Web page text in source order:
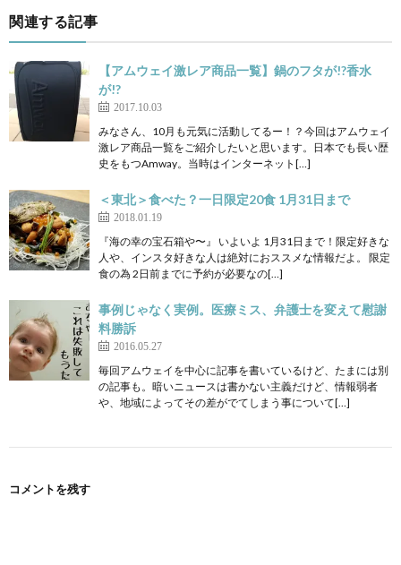
関連する記事
【アムウェイ激レア商品一覧】鍋のフタが!?香水
が!?
2017.10.03
みなさん、10月も元気に活動してるー！？今回はアムウェイ
激レア商品一覧をご紹介したいと思います。日本でも長い歴
史をもつAmway。当時はインターネット[…]
＜東北＞食べた？一日限定20食 1月31日まで
2018.01.19
『海の幸の宝石箱や〜』 いよいよ 1月31日まで！限定好きな
人や、インスタ好きな人は絶対におススメな情報だよ。 限定
食の為 2日前までに予約が必要なの[…]
事例じゃなく実例。医療ミス、弁護士を変えて慰謝
料勝訴
2016.05.27
毎回アムウェイを中心に記事を書いているけど、たまには別
の記事も。暗いニュースは書かない主義だけど、情報弱者
や、地域によってその差がでてしまう事について[…]
コメントを残す